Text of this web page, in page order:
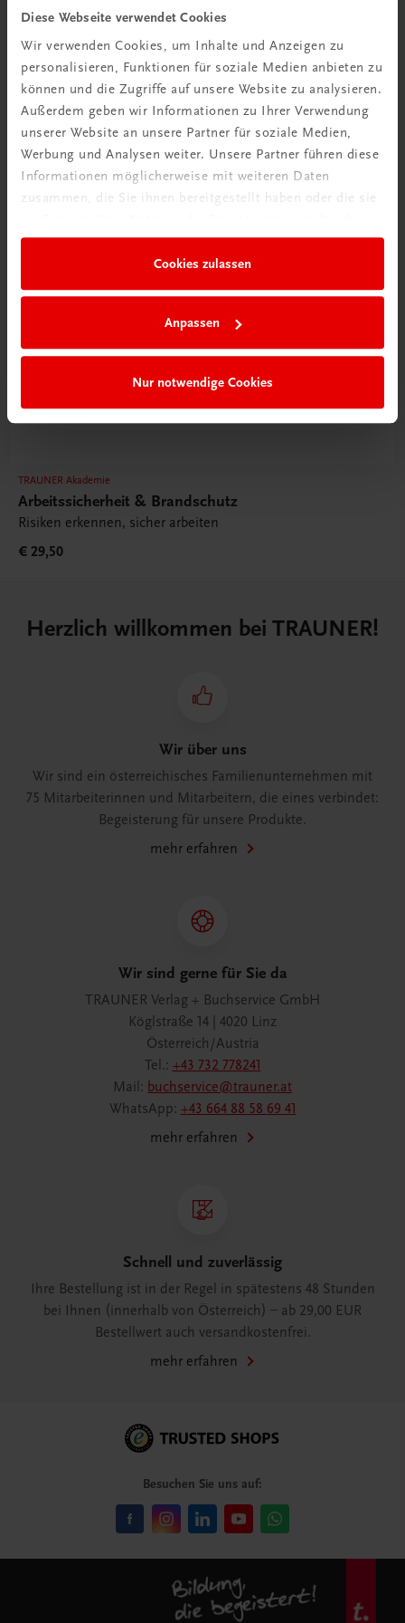
Diese Webseite verwendet Cookies
Wir verwenden Cookies, um Inhalte und Anzeigen zu
personalisieren, Funktionen für soziale Medien anbieten zu
können und die Zugriffe auf unsere Website zu analysieren.
Außerdem geben wir Informationen zu Ihrer Verwendung
unserer Website an unsere Partner für soziale Medien,
Werbung und Analysen weiter. Unsere Partner führen diese
Informationen möglicherweise mit weiteren Daten
zusammen, die Sie ihnen bereitgestellt haben oder die sie
Cookies zulassen
Anpassen
Nur notwendige Cookies
Hygiene Basics
Hygiene leicht gemacht – sicher, sauber, professionell
TRAUNER Akademie
Arbeitssicherheit & Brandschutz
Risiken erkennen, sicher arbeiten
€ 29,50
Herzlich willkommen bei TRAUNER!
Wir über uns
Wir sind ein österreichisches Familienunternehmen mit
75 Mitarbeiterinnen und Mitarbeitern, die eines verbindet:
Begeisterung für unsere Produkte.
mehr erfahren
Wir sind gerne für Sie da
TRAUNER Verlag + Buchservice GmbH
Köglstraße 14 | 4020 Linz
Österreich/Austria
Tel.: +43 732 778241
Mail: buchservice@trauner.at
WhatsApp: +43 664 88 58 69 41
mehr erfahren
Schnell und zuverlässig
Ihre Bestellung ist in der Regel in spätestens 48 Stunden
bei Ihnen (innerhalb von Österreich) – ab 29,00 EUR
Bestellwert auch versandkostenfrei.
mehr erfahren
Besuchen Sie uns auf: